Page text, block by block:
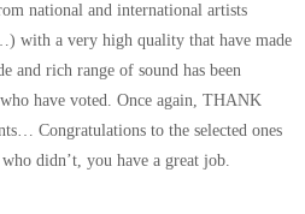
national and international artists
with a very high quality that have made
and rich range of sound has been
have voted. Once again, THANK
Congratulations to the selected ones
didn’t, you have a great job.